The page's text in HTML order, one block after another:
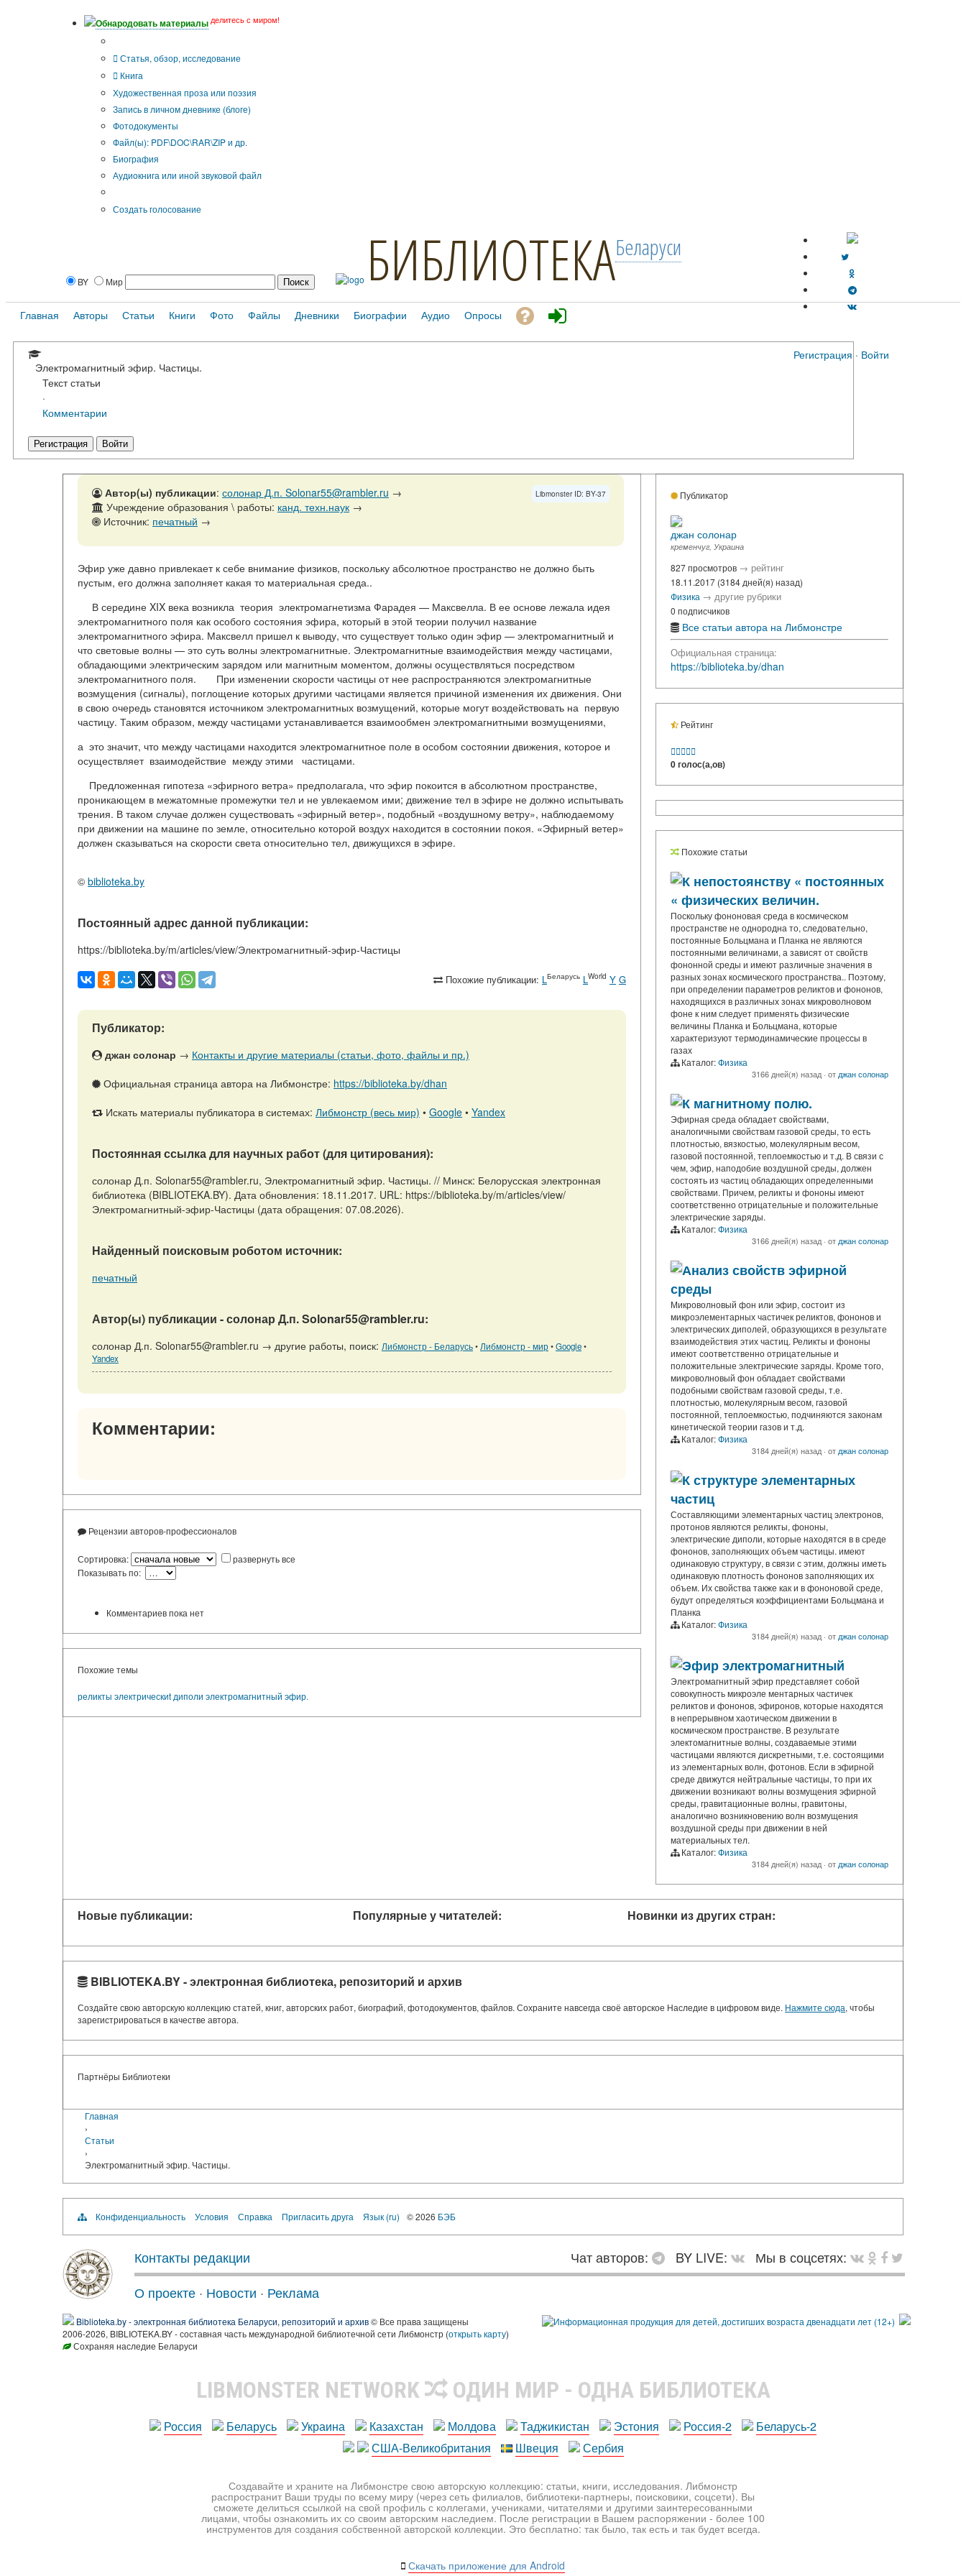
Обнародовать материалы делитесь с миром!
Статья, обзор, исследование
Книга
Художественная проза или поэзия
Запись в личном дневнике (блоге)
Фотодокументы
Файл(ы): PDF\DOC\RAR\ZIP и др.
Биография
Аудиокнига или иной звуковой файл
Создать голосование
BY Мир БИБЛИОТЕКАБеларуси
Регистрация · Войти
Главная Авторы Статьи Книги Фото Файлы Дневники Биографии Аудио Опросы
Электромагнитный эфир. Частицы.
Текст статьи
·
Комментарии
Регистрация Войти
Libmonster ID: BY-37
Автор(ы) публикации: солонар Д.п. Solonar55@rambler.ru →
Учреждение образования \ работы: канд. техн.наук →
Источник: печатный →
Эфир уже давно при­влекает к себе внимание физиков, поскольку абсолютное пространство не должно быть
пустым, его должна заполняет какая то материальная среда..
В середине XIX века возникла теория электро­магнетизма Фарадея — Максвелла. В ее основе лежала идея
элек­тромагнитного поля как особого состояния эфира, который в этой теории получил название
электромагнитного эфира. Максвелл пришел к выводу, что существует только один эфир — электромагнитный и
что световые волны — это суть волны электромагнитные. Электромагнитные взаимодействия между частицами,
обладающими электрическим зарядом или магнитным моментом, должны осуществляться посредством
электромагнитного поля. При изменении скорости частицы от нее распространяются электромагнитные
возмущения (сигналы), поглощение которых другими частицами является причиной изменения их движения. Они
в свою очередь становятся источником электромагнитных возмущений, которые могут воздействовать на первую
частицу. Таким образом, между частицами устанавливается взаимообмен электромагнитными возмущениями,
а это значит, что между частицами находится электромагнитное поле в особом состоянии движения, которое и
осуществляет взаимодействие между этими частицами.
Предложенная гипотеза «эфирного ветра» предполагала, что эфир покоится в абсолютном пространстве,
проникающем в межатомные промежутки тел и не увлекаемом ими; движение тел в эфире не должно испытывать
трения. В таком случае должен существовать «эфирный ветер», подобный «воздушному ветру», наблюдаемому
при движении на машине по земле, относительно которой воздух находится в состоянии покоя. «Эфирный ветер»
должен сказываться на скорости света относительно тел, движущихся в эфире.
© biblioteka.by
Постоянный адрес данной публикации:
https://biblioteka.by/m/articles/view/Электромагнитный-эфир-Частицы
Похожие публикации: L Беларусь L World Y G
Публикатор:
джан солонар → Контакты и другие материалы (статьи, фото, файлы и пр.)
Официальная страница автора на Либмонстре: https://biblioteka.by/dhan
Искать материалы публикатора в системах: Либмонстр (весь мир) • Google • Yandex
Постоянная ссылка для научных работ (для цитирования):
солонар Д.п. Solonar55@rambler.ru, Электромагнитный эфир. Частицы. // Минск: Белорусская электронная
библиотека (BIBLIOTEKA.BY). Дата обновления: 18.11.2017. URL: https://biblioteka.by/m/articles/view/
Электромагнитный-эфир-Частицы (дата обращения: 07.08.2026).
Найденный поисковым роботом источник:
печатный
Автор(ы) публикации - солонар Д.п. Solonar55@rambler.ru:
солонар Д.п. Solonar55@rambler.ru → другие работы, поиск: Либмонстр - Беларусь•Либмонстр - мир•Google•
Yandex
Комментарии:
Рецензии авторов-профессионалов
Сортировка:
развернуть все
Показывать по:
Комментариев пока нет
Похожие темы
реликты электрическиt диполи электромагнитный эфир.
Публикатор
джан солонар
кременчуг, Украина
827 просмотров → рейтинг
18.11.2017 (3184 дней(я) назад)
Физика → другие рубрики
0 подписчиков
Все статьи автора на Либмонстре
Официальная страница:
https://biblioteka.by/dhan
Рейтинг

0 голос(а,ов)
Похожие статьи
К непостоянству « постоянных
« физических величин.
Поскольку фононовая среда в космическом
пространстве не однородна то, следовательно,
постоянные Больцмана и Планка не являются
постоянными величинами, а зависят от свойств
фононной среды и имеют различные значения в
разных зонах космического пространства.. Поэтому,
при определении параметров реликтов и фононов,
находящихся в различных зонах микроволновом
фоне к ним следует применять физические
величины Планка и Больцмана, которые
характеризуют термодинамические процессы в
газах
Каталог:Физика
3166 дней(я) назад· отджан солонар
К магнитному полю.
Эфирная среда обладает свойствами,
аналогичными свойствам газовой среды, то есть
плотностью, вязкостью, молекулярным весом,
газовой постоянной, теплоемкостью и т.д. В связи с
чем, эфир, наподобие воздушной среды, должен
состоять из частиц обладающих определенными
свойствами. Причем, реликты и фононы имеют
соответственно отрицательные и положительные
электрические заряды.
Каталог:Физика
3166 дней(я) назад· отджан солонар
Анализ свойств эфирной
среды
Микроволновый фон или эфир, состоит из
микроэлементарных частичек реликтов, фононов и
электрических диполей, образующихся в результате
взаимодействия этих частиц. Реликты и фононы
имеют соответственно отрицательные и
положительные электрические заряды. Кроме того,
микроволновый фон обладает свойствами
подобными свойствам газовой среды, т.е.
плотностью, молекулярным весом, газовой
постоянной, теплоемкостью, подчиняются законам
кинетической теории газов и т.д.
Каталог:Физика
3184 дней(я) назад· отджан солонар
К структуре элементарных
частиц
Составляющими элементарных частиц электронов,
протонов являются реликты, фононы,
электрические диполи, которые находятся в в среде
фононов, заполняющих объем частицы. имеют
одинаковую структуру, в связи с этим, должны иметь
одинаковую плотность фононов заполняющих их
объем. Их свойства также как и в фононовой среде,
будут определяться коэффициентами Больцмана и
Планка
Каталог:Физика
3184 дней(я) назад· отджан солонар
Эфир электромагнитный
Электромагнитный эфир представляет собой
совокупность микроэле ментарных частичек
реликтов и фононов, эфиронов, которые находятся
в непрерывном хаотическом движении в
космическом пространстве. В результате
электомагнитные волны, создаваемые этими
частицами являются дискретными, т.е. состоящими
из элементарных волн, фотонов. Если в эфирной
среде движутся нейтральные частицы, то при их
движении возникают волны возмущения эфирной
среды, гравитационные волны, гравитоны,
аналогично возникновению волн возмущения
воздушной среды при движении в ней
материальных тел.
Каталог:Физика
3184 дней(я) назад· отджан солонар
Новые публикации: Популярные у читателей: Новинки из других стран:
BIBLIOTEKA.BY - электронная библиотека, репозиторий и архив
Создайте свою авторскую коллекцию статей, книг, авторских работ, биографий, фотодокументов, файлов. Сохраните навсегда своё авторское Наследие в цифровом виде. Нажмите сюда, чтобы
зарегистрироваться в качестве автора.
Партнёры Библиотеки
Главная
›
Статьи
›
Электромагнитный эфир. Частицы.
Конфиденциальность Условия Справка Пригласить друга Язык (ru) © 2026 БЭБ
Контакты редакции Чат авторов: BY LIVE:
Мы в соцсетях:
О проекте · Новости · Реклама
Biblioteka.by - электронная библиотека Беларуси, репозиторий и архив© Все права защищены
2006-2026, BIBLIOTEKA.BY - составная часть международной библиотечной сети Либмонстр (открыть карту)
Сохраняя наследие Беларуси
LIBMONSTER NETWORK ОДИН МИР - ОДНА БИБЛИОТЕКА
Россия Беларусь Украина Казахстан Молдова Таджикистан Эстония Россия-2
Беларусь-2
США-Великобритания
Швеция Сербия
Создавайте и храните на Либмонстре свою авторскую коллекцию: статьи, книги, исследования. Либмонстр
распространит Ваши труды по всему миру (через сеть филиалов, библиотеки-партнеры, поисковики, соцсети). Вы
сможете делиться ссылкой на свой профиль с коллегами, учениками, читателями и другими заинтересованными
лицами, чтобы ознакомить их со своим авторским наследием. После регистрации в Вашем распоряжении - более 100
инструментов для создания собственной авторской коллекции. Это бесплатно: так было, так есть и так будет всегда.
Скачать приложение для Android